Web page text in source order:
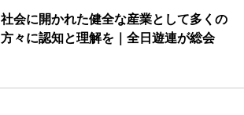
社会に開かれた健全な産業として多くの
方々に認知と理解を｜全日遊連が総会